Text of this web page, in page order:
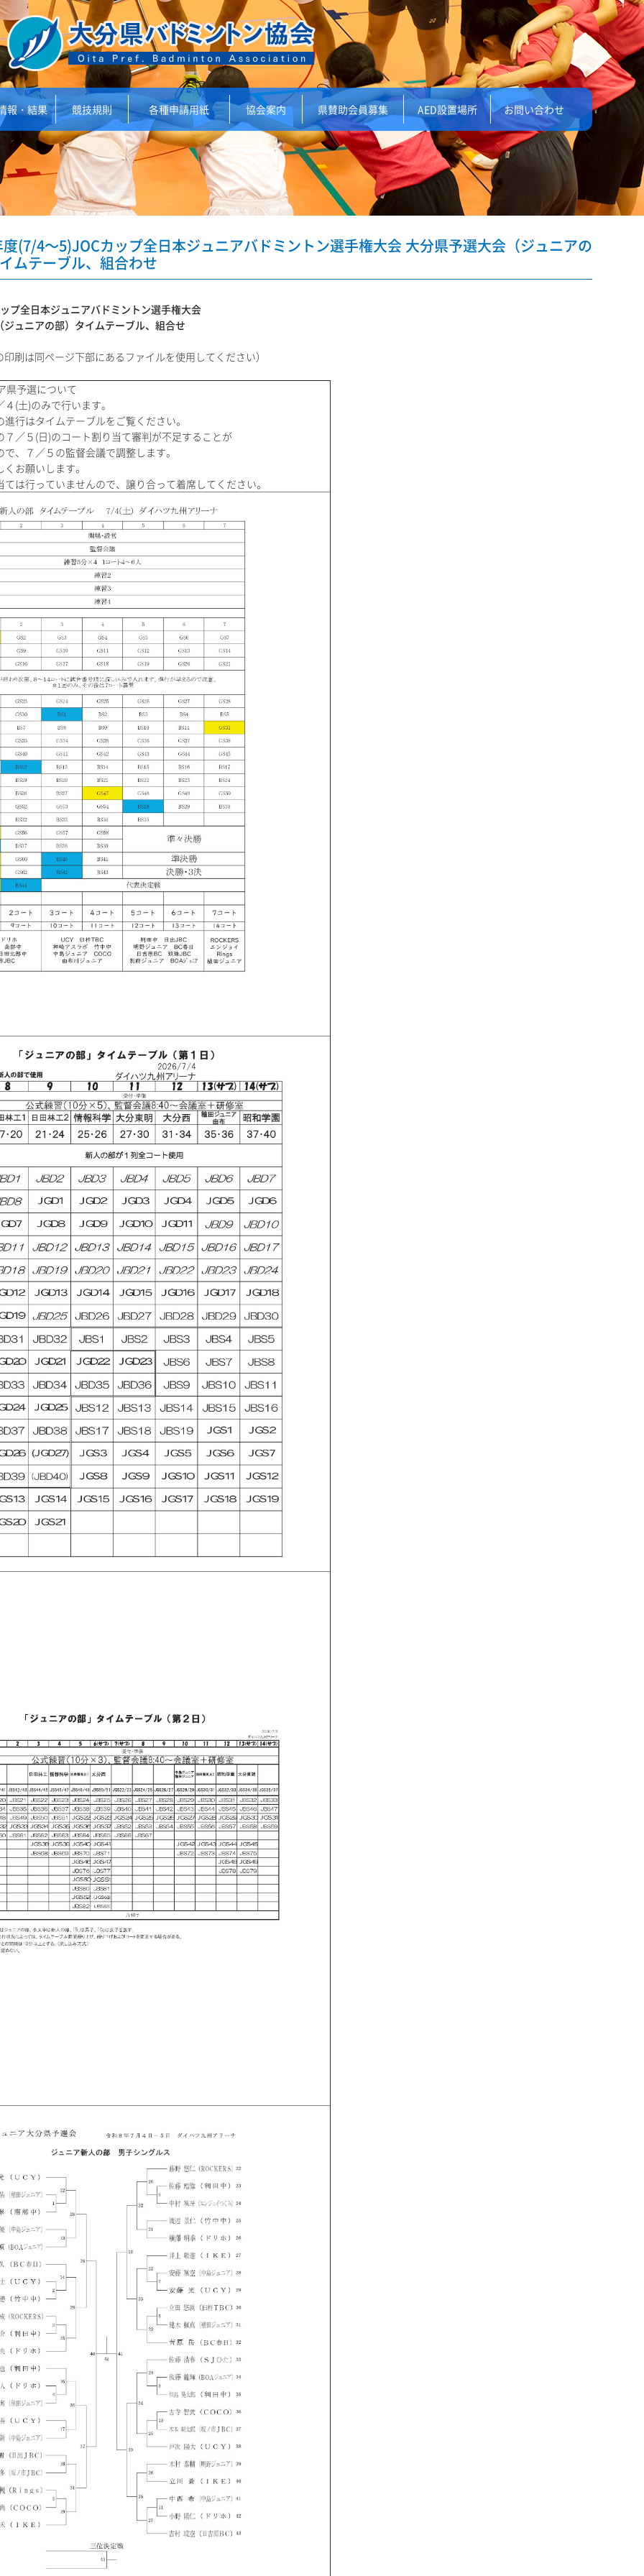
報・結果 競技規則 各種申請用紙 協会案内 県賛助会員募集 AED設置場所 お問い合わせ
(7/4～5)JOCカップ全日本ジュニアバドミントン選手権大会 大分県予選大会（ジュニアの
ムテーブル、組合わせ
プ全日本ジュニアバドミントン選手権大会
ュニアの部）タイムテーブル、組合せ
刷は同ページ下部にあるファイルを使用してください）
県予選について
(土)のみで行います。
行はタイムテーブルをご覧ください。
／５(日)のコート割り当て審判が不足することが
、７／５の監督会議で調整します。
お願いします。
は行っていませんので、譲り合って着席してください。